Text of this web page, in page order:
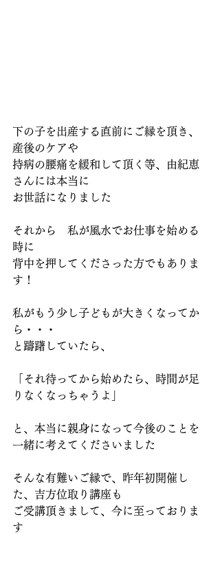
下の子を出産する直前にご縁を頂き、
産後のケアや
持病の腰痛を緩和して頂く等、由紀恵
さんには本当に
お世話になりました
それから　私が風水でお仕事を始める
時に
背中を押してくださった方でもありま
す！
私がもう少し子どもが大きくなってか
ら・・・
と躊躇していたら、
「それ待ってから始めたら、時間が足
りなくなっちゃうよ」
と、本当に親身になって今後のことを
一緒に考えてくださいました
そんな有難いご縁で、昨年初開催し
た、吉方位取り講座も
ご受講頂きまして、今に至っておりま
す